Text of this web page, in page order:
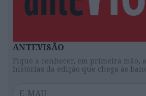
ANTEVISÃO
Fique a conhecer, em primeira mão,
histórias da edição que chega às